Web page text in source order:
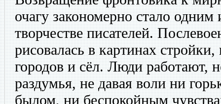
очагу закономерно стало
творчестве писателей.
рисовалась в картинах
городов и сёл. Люди работают,
раздумья, не давая воли ни
былом, ни беспокойным